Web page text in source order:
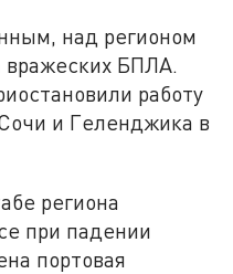
над регионом
вражеских БПЛА.
работу
и Геленджика в
региона
при падении
портовая